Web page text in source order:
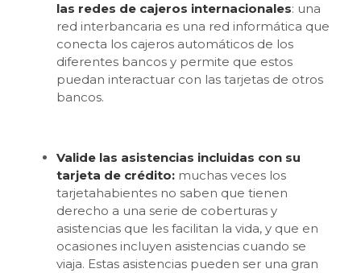
las redes de cajeros internacionales: una
red interbancaria es una red informática que
conecta los cajeros automáticos de los
diferentes bancos y permite que estos
puedan interactuar con las tarjetas de otros
bancos.
Valide las asistencias incluidas con su
tarjeta de crédito: muchas veces los
tarjetahabientes no saben que tienen
derecho a una serie de coberturas y
asistencias que les facilitan la vida, y que en
ocasiones incluyen asistencias cuando se
viaja. Estas asistencias pueden ser una gran